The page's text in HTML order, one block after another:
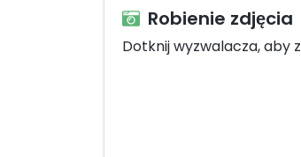
Robienie zdjęcia
Dotknij wyzwalacza, aby